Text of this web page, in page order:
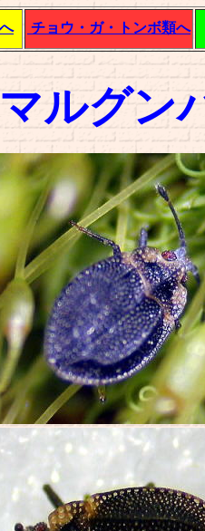
チョウ・ガ・トンボ類へ
マルグン